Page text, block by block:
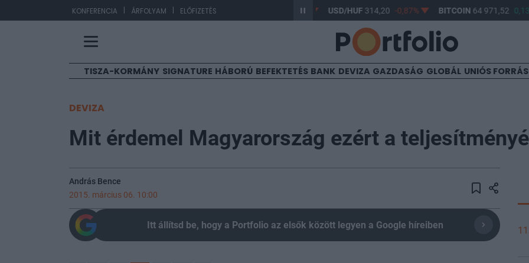
KONFERENCIA | ÁRFOLYAM | ELŐFIZETÉSEUR/HUF USD/HUF 314,20 -0,87% BITCOIN64 971,52 0,13%
TISZA-KORMÁNY SIGNATURE HÁBORÚ BEFEKTETÉS BANK DEVIZA GAZDASÁG GLOBÁL UNIÓS
DEVIZA
Mit érdemel Magyarország ezért a
András Bence
2015. március 06. 10:00
Itt állítsd be, hogy a Portfolio az elsők között legyen a Google híreiben